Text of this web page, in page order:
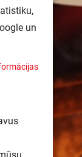
un
ormācijas